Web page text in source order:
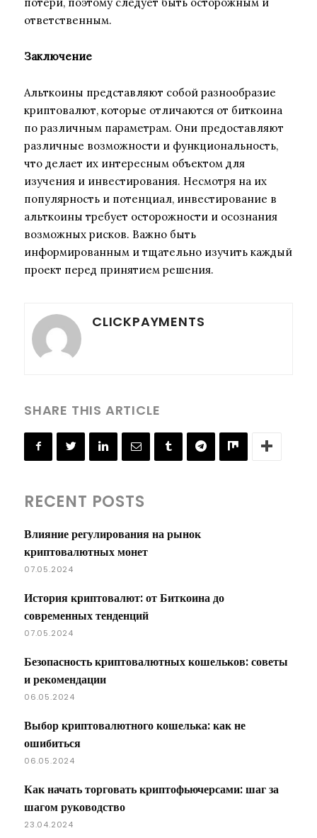
ответственным.
Заключение
Альткоины представляют собой разнообразие
криптовалют, которые отличаются от биткоина
по различным параметрам. Они предоставляют
различные возможности и функциональность,
что делает их интересным объектом для
изучения и инвестирования. Несмотря на их
популярность и потенциал, инвестирование в
альткоины требует осторожности и осознания
возможных рисков. Важно быть
информированным и тщательно изучить каждый
проект перед принятием решения.
CLICKPAYMENTS
SHARE THIS ARTICLE
RECENT POSTS
Влияние регулирования на рынок
криптовалютных монет
07.05.2024
История криптовалют: от Биткоина до
современных тенденций
07.05.2024
Безопасность криптовалютных кошельков: советы
и рекомендации
06.05.2024
Выбор криптовалютного кошелька: как не
ошибиться
06.05.2024
Как начать торговать криптофьючерсами: шаг за
шагом руководство
23.04.2024